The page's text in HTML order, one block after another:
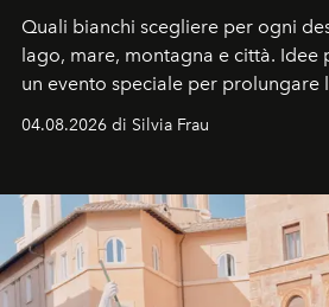
Quali bianchi scegliere per ogni
lago, mare, montagna e città.
un evento speciale per prolungare
04.08.2026 di Silvia Frau